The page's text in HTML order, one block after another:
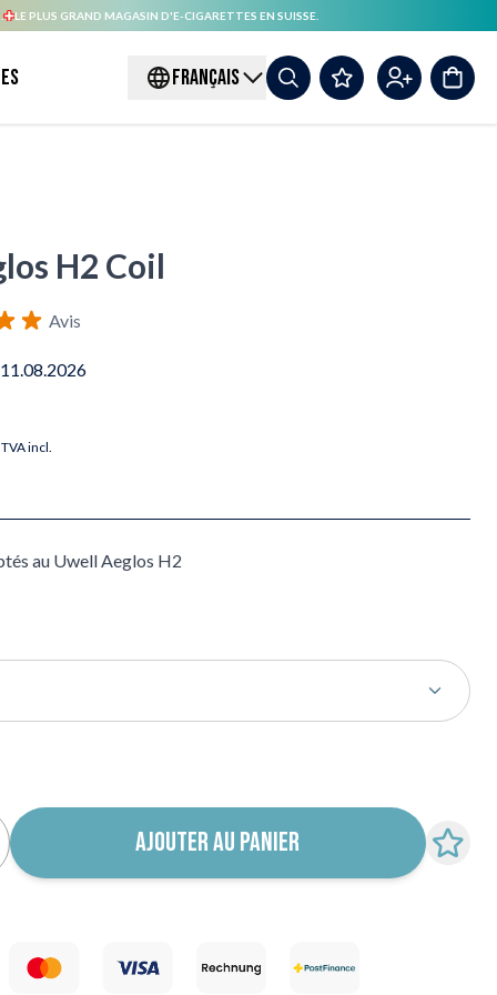
LE PLUS GRAND MAGASIN D'E-CIGARETTES EN SUISSE.
FRANÇAIS
H2 Coil
Avis
TVA incl.
au Uwell Aeglos H2
AJOUTER AU PANIER